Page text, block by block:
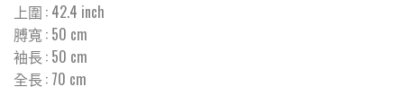
上圍 : 42.4 inch
膊寬 : 50 cm
袖長 : 50 cm
全長 : 70 cm